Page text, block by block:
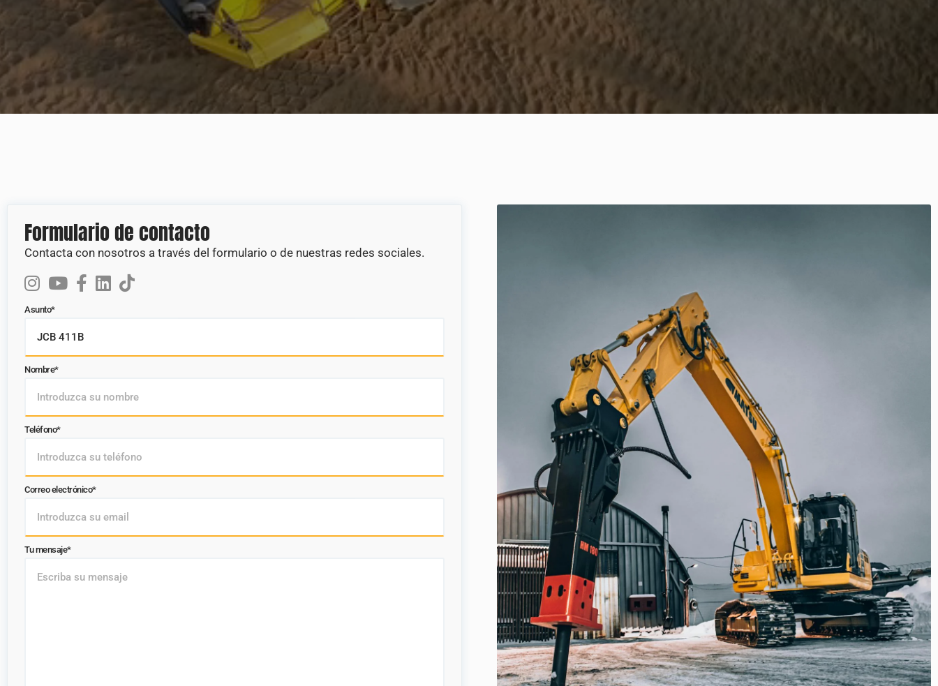
Formulario de contacto
Contacta con nosotros a través del formulario o de nuestras redes sociales.
Asunto*
Nombre*
Teléfono*
Correo electrónico*
Tu mensaje*